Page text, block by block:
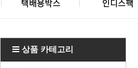
상품 카테고리